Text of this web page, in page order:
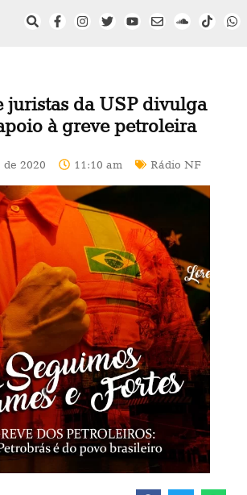
juristas da USP divulga
à greve petroleira
de 2020 11:10 am Rádio NF